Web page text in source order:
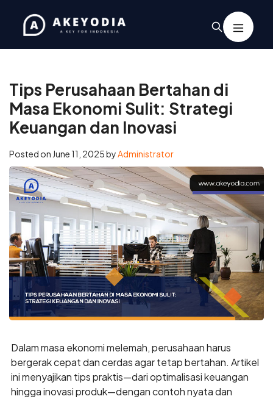
Sulit: Strategi Keuangan dan Inovasi
Tips Perusahaan Bertahan di
Masa Ekonomi Sulit: Strategi
Keuangan dan Inovasi
Posted on June 11, 2025byAdministrator
Dalam masa ekonomi melemah, perusahaan harus
bergerak cepat dan cerdas agar tetap bertahan. Artikel
ini menyajikan tips praktis—dari optimalisasi keuangan
hingga inovasi produk—dengan contoh nyata dan